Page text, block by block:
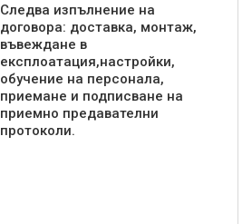
Следва изпълнение на
договора: доставка, монтаж,
въвеждане в
експлоатация,настройки,
обучение на персонала,
приемане и подписване на
приемно предавателни
протоколи.